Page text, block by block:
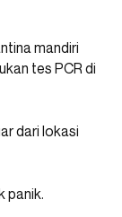
mandiri
tes PCR di
dari lokasi
panik.